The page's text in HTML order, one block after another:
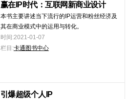
赢在IP时代：互联网新商业设计
本书主要讲述当下流行的IP运营和粉丝经济及
其在商业模式中的运用与转化。
时间:2021-01-07
栏目:卡通图书中心
引爆超级个人IP